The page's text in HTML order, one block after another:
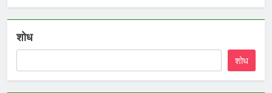
शोध
शोध